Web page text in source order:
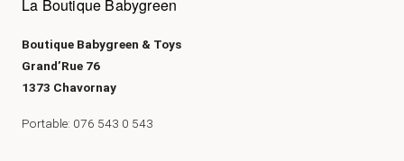
La Boutique Babygreen
Boutique Babygreen & Toys
Grand’Rue 76
1373 Chavornay
Portable: 076 543 0 543